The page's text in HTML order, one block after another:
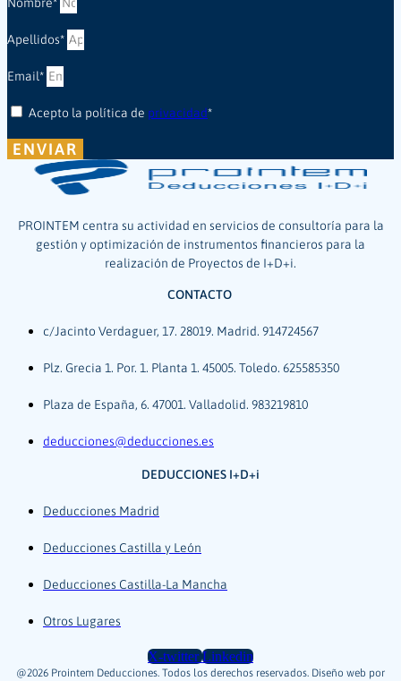
Apellidos*
Email*
Acepto la política de privacidad*
ENVIAR
PROINTEM centra su actividad en servicios de consultoría para la
gestión y optimización de instrumentos financieros para la
realización de Proyectos de I+D+i.
CONTACTO
c/Jacinto Verdaguer, 17. 28019. Madrid. 914724567
Plz. Grecia 1. Por. 1. Planta 1. 45005. Toledo. 625585350
Plaza de España, 6. 47001. Valladolid. 983219810
deducciones@deducciones.es
DEDUCCIONES I+D+i
Deducciones Madrid
Deducciones Castilla y León
Deducciones Castilla-La Mancha
Otros Lugares
X-twitter Linkedin
@2026 Prointem Deducciones. Todos los derechos reservados. Diseño web por